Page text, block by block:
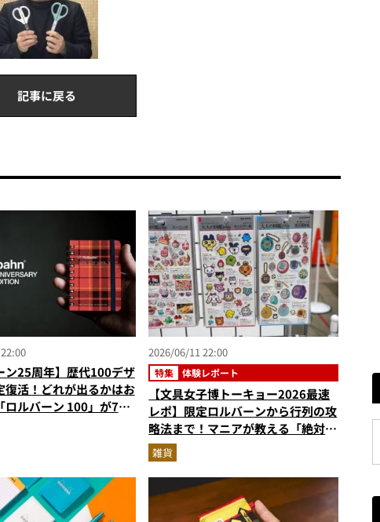
記事に戻る
ン25周年】歴代100デザ
復活！どれが出るかはお
ロルバーン 100」が7月
2026/06/11 22:00
特集 体験レポート
【文具女子博トーキョー2026最速
レポ】限定ロルバーンから行列の攻
略法まで！マニアが教える「絶対に
買うべき注目アイテム」現地レポー
ト
雑貨